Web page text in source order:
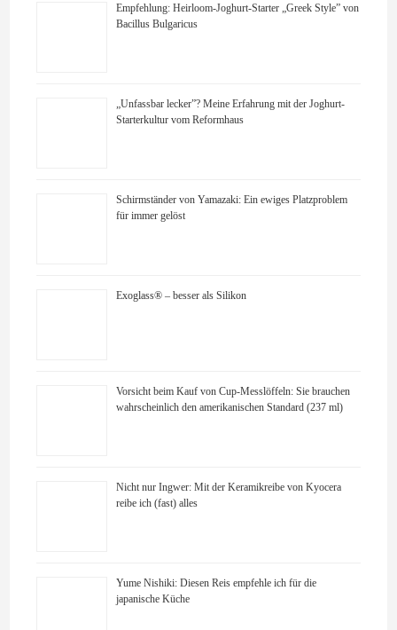
Empfehlung: Heirloom-Joghurt-Starter „Greek Style” von
Bacillus Bulgaricus
„Unfassbar lecker”? Meine Erfahrung mit der Joghurt-
Starterkultur vom Reformhaus
Schirmständer von Yamazaki: Ein ewiges Platzproblem
für immer gelöst
Exoglass® – besser als Silikon
Vorsicht beim Kauf von Cup-Messlöffeln: Sie brauchen
wahrscheinlich den amerikanischen Standard (237 ml)
Nicht nur Ingwer: Mit der Keramikreibe von Kyocera
reibe ich (fast) alles
Yume Nishiki: Diesen Reis empfehle ich für die
japanische Küche